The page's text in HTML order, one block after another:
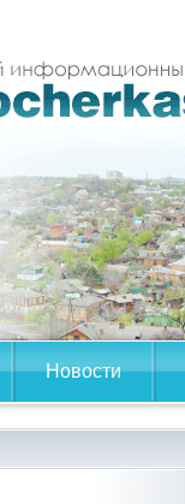
Новости